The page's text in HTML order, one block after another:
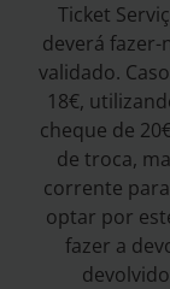
Ticket
deverá fazer-
validado.
18€,
cheque de
de troca,
corrente
optar por
fazer a